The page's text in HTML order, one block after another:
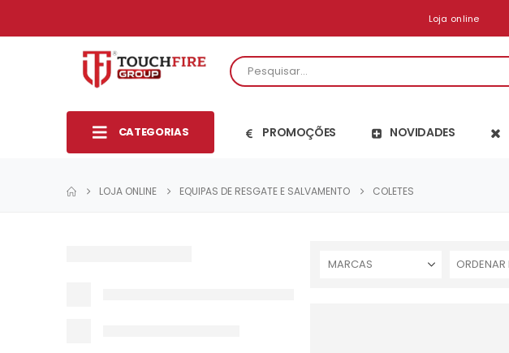
Loja online
CATEGORIAS PROMOÇÕES NOVIDADES
LOJA ONLINE EQUIPAS DE RESGATE E SALVAMENTO COLETES
MARCAS